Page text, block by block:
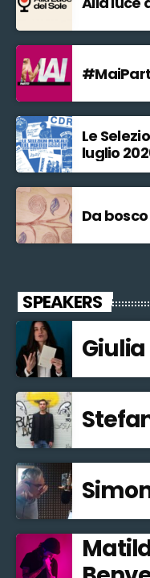
Le
luglio
Da
SPEAKERS